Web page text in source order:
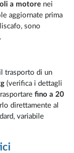
a motore nei
aggiornate prima
sono
.
trasporto di un
(verifica i dettagli
fino a 20
direttamente al
variabile